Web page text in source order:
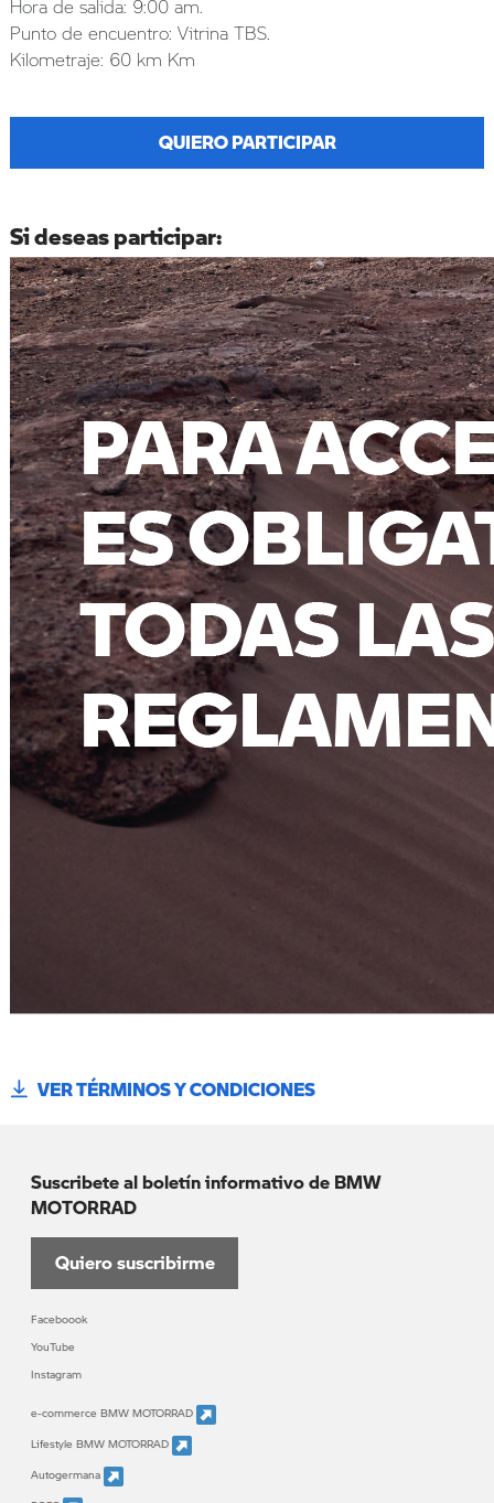
Hora de salida: 9:00 am.
Punto de encuentro: Vitrina TBS.
Kilometraje: 60 km Km
QUIERO PARTICIPAR
Si deseas participar:
VER TÉRMINOS Y CONDICIONES
Suscribete al boletín informativo de BMW
MOTORRAD
Quiero suscribirme
Faceboook
YouTube
Instagram
e-commerce BMW MOTORRAD
Lifestyle BMW MOTORRAD
Autogermana